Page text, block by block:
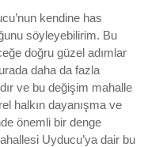
kendine has
söyleyebilirim. Bu
doğru güzel adımlar
daha da fazla
ve bu değişim mahalle
halkın dayanışma ve
önemli bir denge
Uyducu’ya dair bu